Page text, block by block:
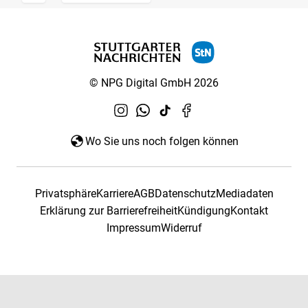
© NPG Digital GmbH 2026
Wo Sie uns noch folgen können
PrivatsphäreKarriereAGBDatenschutzMediadaten
Erklärung zur BarrierefreiheitKündigungKontakt
ImpressumWiderruf